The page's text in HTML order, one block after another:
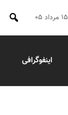
۱۵ مرداد ۰۵
اینفوگرافی